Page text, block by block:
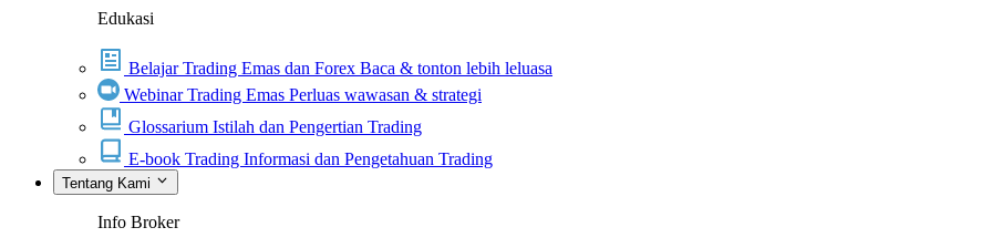
Edukasi
Belajar Trading Emas dan Forex Baca & tonton lebih leluasa
Webinar Trading Emas Perluas wawasan & strategi
Glossarium Istilah dan Pengertian Trading
E-book Trading Informasi dan Pengetahuan Trading
Tentang Kami
Info Broker